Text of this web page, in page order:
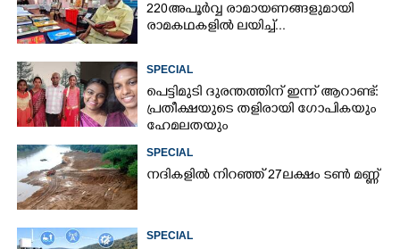
220 അപൂർവ്വ രാമായണങ്ങളുമായി
രാമകഥകളിൽ ലയിച്ച്...
SPECIAL
പെട്ടിമുടി ദുരന്തത്തിന് ഇന്ന് ആറാണ്ട്:
പ്രതീക്ഷയുടെ തളിരായി ഗോപികയും
ഹേമലതയും
SPECIAL
നദികളിൽ നിറഞ്ഞ് 27ലക്ഷം ടൺ മണ്ണ്
SPECIAL